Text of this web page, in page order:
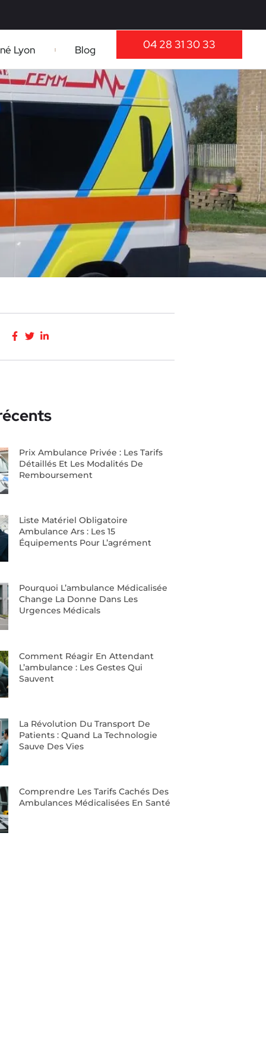
Lyon Blog 04 28 31 30 33
Prix Ambulance Privée : Les Tarifs
Détaillés Et Les Modalités De
Remboursement
Liste Matériel Obligatoire
Ambulance Ars : Les 15
Équipements Pour L’agrément
Pourquoi L’ambulance Médicalisée
Change La Donne Dans Les
Urgences Médicals
Comment Réagir En Attendant
L’ambulance : Les Gestes Qui
Sauvent
La Révolution Du Transport De
Patients : Quand La Technologie
Sauve Des Vies
Comprendre Les Tarifs Cachés Des
Ambulances Médicalisées En Santé